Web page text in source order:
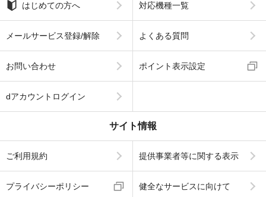
はじめての方へ 対応機種一覧
メールサービス登録/解除 よくある質問
お問い合わせ ポイント表示設定
dアカウントログイン
サイト情報
ご利用規約 提供事業者等に関する表示
プライバシーポリシー 健全なサービスに向けて